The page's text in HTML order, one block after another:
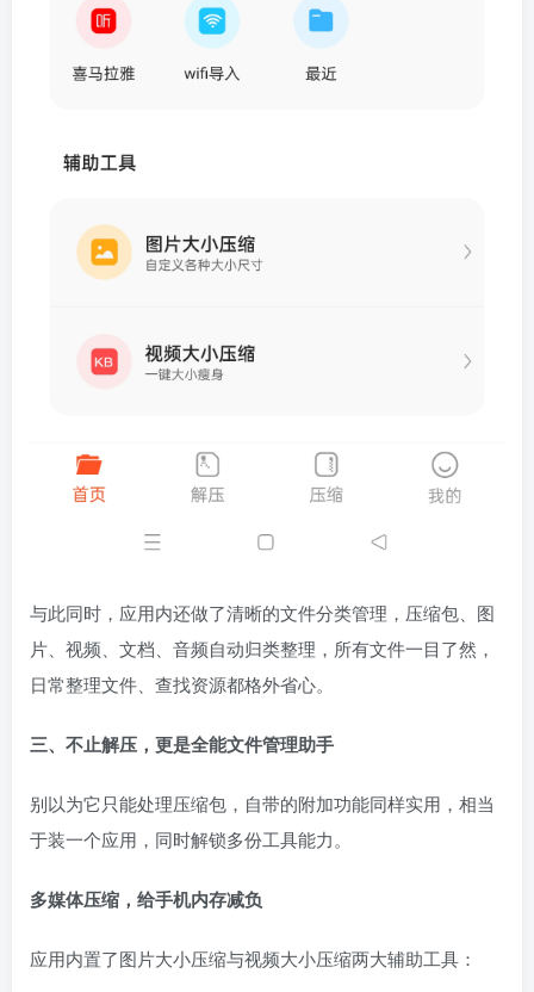
与此同时，应用内还做了清晰的文件分类管理，压缩包、图
片、视频、文档、音频自动归类整理，所有文件一目了然，
日常整理文件、查找资源都格外省心。
三、不止解压，更是全能文件管理助手
别以为它只能处理压缩包，自带的附加功能同样实用，相当
于装一个应用，同时解锁多份工具能力。
多媒体压缩，给手机内存减负
应用内置了图片大小压缩与视频大小压缩两大辅助工具：